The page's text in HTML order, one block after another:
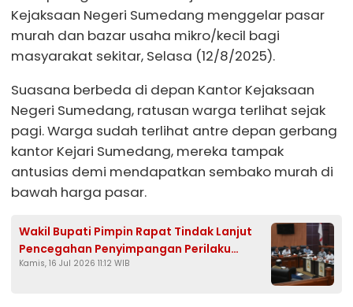
Kejaksaan Negeri Sumedang menggelar pasar
murah dan bazar usaha mikro/kecil bagi
masyarakat sekitar, Selasa (12/8/2025).
Suasana berbeda di depan Kantor Kejaksaan
Negeri Sumedang, ratusan warga terlihat sejak
pagi. Warga sudah terlihat antre depan gerbang
kantor Kejari Sumedang, mereka tampak
antusias demi mendapatkan sembako murah di
bawah harga pasar.
Wakil Bupati Pimpin Rapat Tindak Lanjut
Pencegahan Penyimpangan Perilaku
Seksual di Sumedang
Kamis, 16 Jul 2026 11:12 WIB